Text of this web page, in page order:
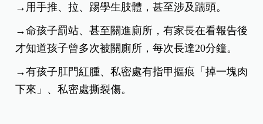
→用手推、拉、踢學生肢體，甚至涉及踹頭。
→命孩子罰站、甚至關進廁所，有家長在看報告後
才知道孩子曾多次被關廁所，每次長達20分鐘。
→有孩子肛門紅腫、私密處有指甲摳痕「掉一塊肉
下來」、私密處撕裂傷。